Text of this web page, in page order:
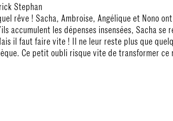
Stephan
rêve ! Sacha, Ambroise, Angélique et Nono
accumulent les dépenses insensées, Sacha se
il faut faire vite ! Il ne leur reste plus que
Ce petit oubli risque vite de transformer ce